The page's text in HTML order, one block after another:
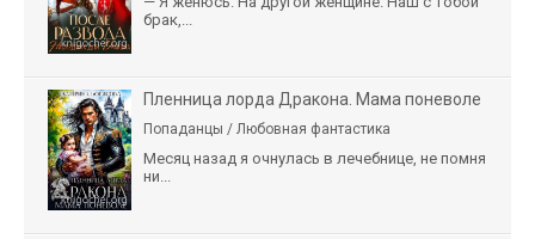
брак,...
Пленница лорда Дракона. Мама поневоле
Попаданцы / Любовная фантастика
Месяц назад я очнулась в лечебнице, не помня
ни...